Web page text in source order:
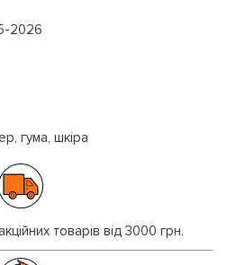
2026
гума, шкіра
товарів від 3000 грн.